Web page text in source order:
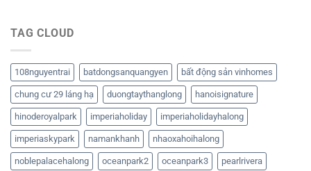
TAG CLOUD
108nguyentrai batdongsanquangyen bất động sản vinhomes
chung cư 29 láng hạ duongtaythanglong hanoisignature
hinoderoyalpark imperiaholiday imperiaholidayhalong
imperiaskypark namankhanh nhaoxahoihalong
noblepalacehalong oceanpark2 oceanpark3 pearlrivera